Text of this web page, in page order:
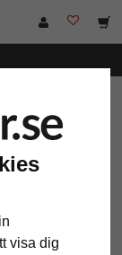
visa dig